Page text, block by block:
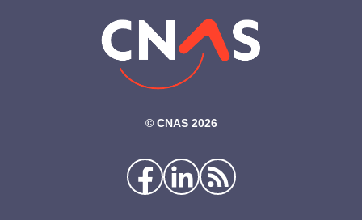
©‎ CNAS 2026